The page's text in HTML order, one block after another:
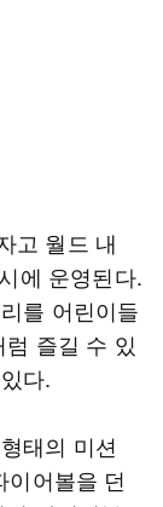
고 월드 내
에 운영된다.
를 어린이들
즐길 수 있
다.
태의 미션
이어볼을 던